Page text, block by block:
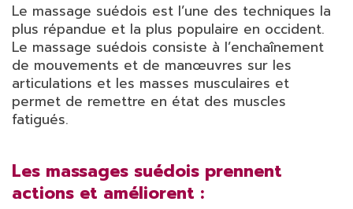
Le massage suédois est l’une des techniques la
plus répandue et la plus populaire en occident.
Le massage suédois consiste à l’enchaînement
de mouvements et de manœuvres sur les
articulations et les masses musculaires et
permet de remettre en état des muscles
fatigués.
Les massages suédois prennent
actions et améliorent :